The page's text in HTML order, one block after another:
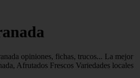
opiniones, fichas, trucos... La mejor
Afrutados Frescos Variedades locales